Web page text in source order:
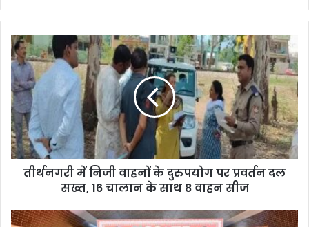
तीर्थनगरी में निजी वाहनों के दुरुपयोग पर प्रवर्तन दल
सख्त, 16 चालान के साथ 8 वाहन सीज